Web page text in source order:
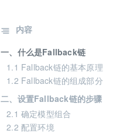
内容
一、什么是Fallback链
1.1 Fallback链的基本原理
1.2 Fallback链的组成部分
二、设置Fallback链的步骤
2.1 确定模型组合
2.2 配置环境